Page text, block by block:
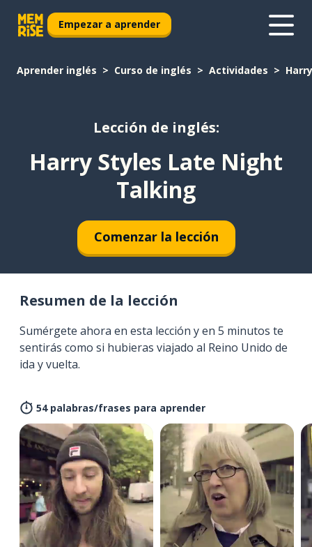
Empezar a aprender
Aprender inglés Curso de inglés Actividades
Lección de inglés:
Harry Styles Late Night
Talking
Comenzar la lección
Resumen de la lección
Sumérgete ahora en esta lección y en 5 minutos te
sentirás como si hubieras viajado al Reino Unido de
ida y vuelta.
54 palabras/frases para aprender